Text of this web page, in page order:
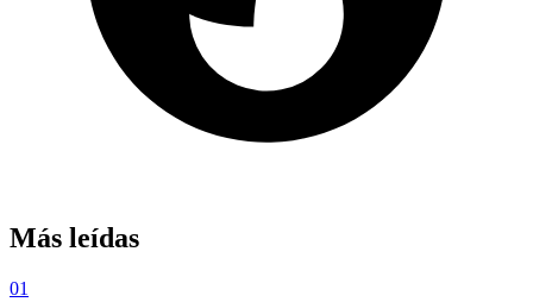
Más leídas
01